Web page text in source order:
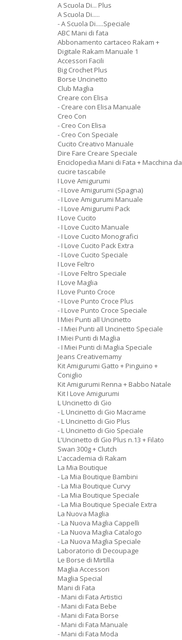
AMIGURUMI MANUALE N.4
Progetti Per Esperte E
Digitale
4.90 €
A Scuola Di... Plus
A Scuola Di.....
- A Scuola Di.....Speciale
ABC Mani di fata
Abbonamento cartaceo Rakam +
Digitale Rakam Manuale 1
Accessori Facili
Big Crochet Plus
Borse Uncinetto
Club Maglia
Creare con Elisa
- Creare con Elisa Manuale
Creo Con
- Creo Con Elisa
- Creo Con Speciale
Cucito Creativo Manuale
Dire Fare Creare Speciale
Enciclopedia Mani di Fata + Macchina da
cucire tascabile
I Love Amigurumi
- I Love Amigurumi (Spagna)
- I Love Amigurumi Manuale
- I Love Amigurumi Pack
I Love Cucito
- I Love Cucito Manuale
- I Love Cucito Monografici
- I Love Cucito Pack Extra
- I Love Cucito Speciale
I Love Feltro
- I Love Feltro Speciale
I Love Maglia
I Love Punto Croce
- I Love Punto Croce Plus
- I Love Punto Croce Speciale
I Miei Punti all Uncinetto
- I Miei Punti all Uncinetto Speciale
I Miei Punti di Maglia
- I Miei Punti di Maglia Speciale
Jeans Creativemamy
Kit Amigurumi Gatto + Pinguino +
Coniglio
Kit Amigurumi Renna + Babbo Natale
Kit I Love Amigurumi
L Uncinetto di Gio
- L Uncinetto di Gio Macrame
- L Uncinetto di Gio Plus
- L Uncinetto di Gio Speciale
L'Uncinetto di Gio Plus n.13 + Filato
Swan 300g + Clutch
L'accademia di Rakam
La Mia Boutique
- La Mia Boutique Bambini
- La Mia Boutique Curvy
- La Mia Boutique Speciale
- La Mia Boutique Speciale Extra
La Nuova Maglia
- La Nuova Maglia Cappelli
- La Nuova Maglia Catalogo
- La Nuova Maglia Speciale
Laboratorio di Decoupage
Le Borse di Mirtilla
Maglia Accessori
Maglia Special
Mani di Fata
- Mani di Fata Artistici
- Mani di Fata Bebe
- Mani di Fata Borse
- Mani di Fata Manuale
- Mani di Fata Moda